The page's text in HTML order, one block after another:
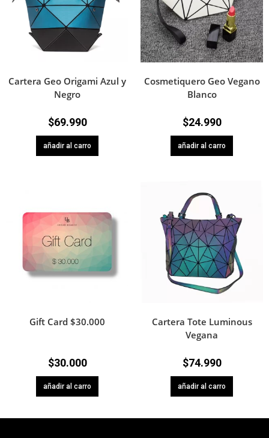
Cartera Geo Origami Azul y
Negro
$69.990
añadir al carro
Cosmetiquero Geo Vegano
Blanco
$24.990
añadir al carro
Gift Card $30.000
$30.000
añadir al carro
Cartera Tote Luminous
Vegana
$74.990
añadir al carro